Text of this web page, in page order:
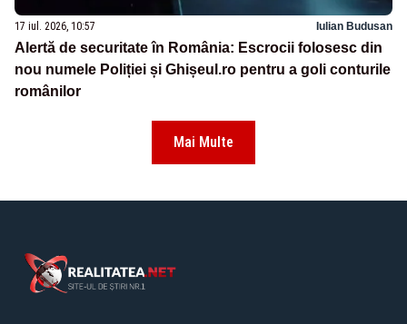
17 iul. 2026, 10:57 Iulian Budusan
Alertă de securitate în România: Escrocii folosesc din
nou numele Poliției și Ghișeul.ro pentru a goli conturile
românilor
Mai Multe